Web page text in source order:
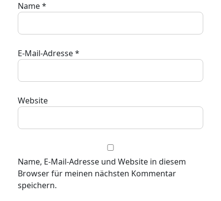
Name*
E-Mail-Adresse*
Website
Name, E-Mail-Adresse und Website in diesem
Browser für meinen nächsten Kommentar
speichern.